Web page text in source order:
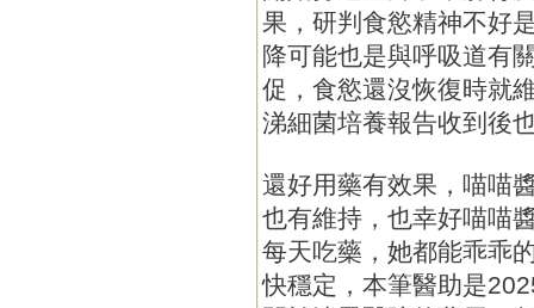
果，研判食慾精神不好
降可能也是與呼吸道有
促，食慾還沒恢復時就
涕細菌培養報告收到後
還好用藥有效果，喵喵
也有維持，也幸好喵喵
每天吃藥，她都能乖乖
快穩定，本筆醫助是